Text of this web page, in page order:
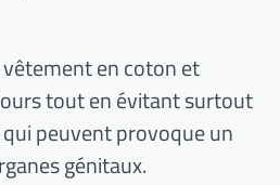
en coton et
tout en évitant surtout
peuvent provoque un
génitaux.